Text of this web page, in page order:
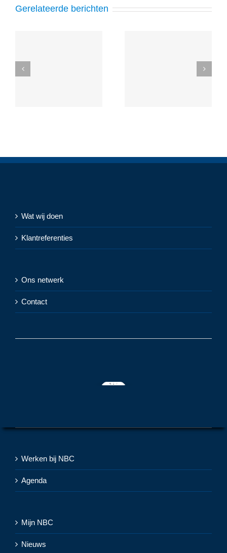
Gerelateerde berichten
Wat wij doen
Klantreferenties
Ons netwerk
Contact
Werken bij NBC
Agenda
Mijn NBC
Nieuws